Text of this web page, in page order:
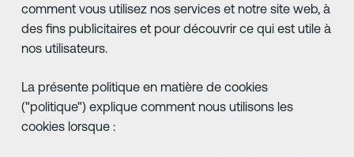
comment vous utilisez nos services et notre site web, à
des fins publicitaires et pour découvrir ce qui est utile à
nos utilisateurs.
La présente politique en matière de cookies
("politique") explique comment nous utilisons les
cookies lorsque :